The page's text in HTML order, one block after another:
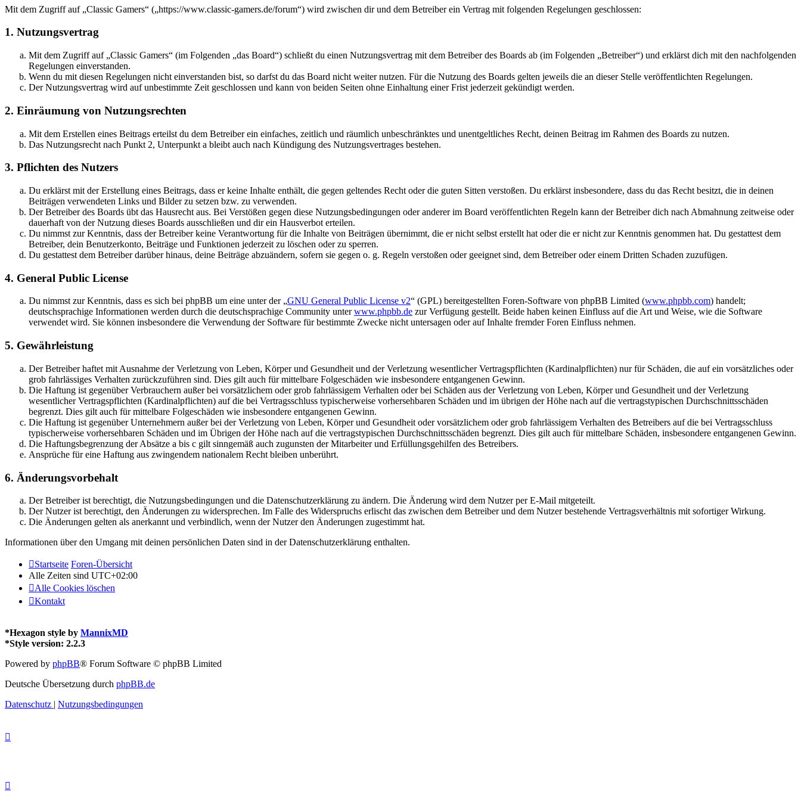
Mit dem Zugriff auf „Classic Gamers“ („https://www.classic-gamers.de/forum“) wird zwischen dir und dem Betreiber ein Vertrag mit folgenden Regelungen geschlossen:
1. Nutzungsvertrag
Mit dem Zugriff auf „Classic Gamers“ (im Folgenden „das Board“) schließt du einen Nutzungsvertrag mit dem Betreiber des Boards ab (im Folgenden „Betreiber“) und erklärst dich mit den nachfolgenden
Regelungen einverstanden.
Wenn du mit diesen Regelungen nicht einverstanden bist, so darfst du das Board nicht weiter nutzen. Für die Nutzung des Boards gelten jeweils die an dieser Stelle veröffentlichten Regelungen.
Der Nutzungsvertrag wird auf unbestimmte Zeit geschlossen und kann von beiden Seiten ohne Einhaltung einer Frist jederzeit gekündigt werden.
2. Einräumung von Nutzungsrechten
Mit dem Erstellen eines Beitrags erteilst du dem Betreiber ein einfaches, zeitlich und räumlich unbeschränktes und unentgeltliches Recht, deinen Beitrag im Rahmen des Boards zu nutzen.
Das Nutzungsrecht nach Punkt 2, Unterpunkt a bleibt auch nach Kündigung des Nutzungsvertrages bestehen.
3. Pflichten des Nutzers
Du erklärst mit der Erstellung eines Beitrags, dass er keine Inhalte enthält, die gegen geltendes Recht oder die guten Sitten verstoßen. Du erklärst insbesondere, dass du das Recht besitzt, die in deinen
Beiträgen verwendeten Links und Bilder zu setzen bzw. zu verwenden.
Der Betreiber des Boards übt das Hausrecht aus. Bei Verstößen gegen diese Nutzungsbedingungen oder anderer im Board veröffentlichten Regeln kann der Betreiber dich nach Abmahnung zeitweise oder
dauerhaft von der Nutzung dieses Boards ausschließen und dir ein Hausverbot erteilen.
Du nimmst zur Kenntnis, dass der Betreiber keine Verantwortung für die Inhalte von Beiträgen übernimmt, die er nicht selbst erstellt hat oder die er nicht zur Kenntnis genommen hat. Du gestattest dem
Betreiber, dein Benutzerkonto, Beiträge und Funktionen jederzeit zu löschen oder zu sperren.
Du gestattest dem Betreiber darüber hinaus, deine Beiträge abzuändern, sofern sie gegen o. g. Regeln verstoßen oder geeignet sind, dem Betreiber oder einem Dritten Schaden zuzufügen.
4. General Public License
Du nimmst zur Kenntnis, dass es sich bei phpBB um eine unter der „GNU General Public License v2“ (GPL) bereitgestellten Foren-Software von phpBB Limited (www.phpbb.com) handelt;
deutschsprachige Informationen werden durch die deutschsprachige Community unterwww.phpbb.de zur Verfügung gestellt. Beide haben keinen Einfluss auf die Art und Weise, wie die Software
verwendet wird. Sie können insbesondere die Verwendung der Software für bestimmte Zwecke nicht untersagen oder auf Inhalte fremder Foren Einfluss nehmen.
5. Gewährleistung
Der Betreiber haftet mit Ausnahme der Verletzung von Leben, Körper und Gesundheit und der Verletzung wesentlicher Vertragspflichten (Kardinalpflichten) nur für Schäden, die auf ein vorsätzliches oder
grob fahrlässiges Verhalten zurückzuführen sind. Dies gilt auch für mittelbare Folgeschäden wie insbesondere entgangenen Gewinn.
Die Haftung ist gegenüber Verbrauchern außer bei vorsätzlichem oder grob fahrlässigem Verhalten oder bei Schäden aus der Verletzung von Leben, Körper und Gesundheit und der Verletzung
wesentlicher Vertragspflichten (Kardinalpflichten) auf die bei Vertragsschluss typischerweise vorhersehbaren Schäden und im übrigen der Höhe nach auf die vertragstypischen Durchschnittsschäden
begrenzt. Dies gilt auch für mittelbare Folgeschäden wie insbesondere entgangenen Gewinn.
Die Haftung ist gegenüber Unternehmern außer bei der Verletzung von Leben, Körper und Gesundheit oder vorsätzlichem oder grob fahrlässigem Verhalten des Betreibers auf die bei Vertragsschluss
typischerweise vorhersehbaren Schäden und im Übrigen der Höhe nach auf die vertragstypischen Durchschnittsschäden begrenzt. Dies gilt auch für mittelbare Schäden, insbesondere entgangenen Gewinn.
Die Haftungsbegrenzung der Absätze a bis c gilt sinngemäß auch zugunsten der Mitarbeiter und Erfüllungsgehilfen des Betreibers.
Ansprüche für eine Haftung aus zwingendem nationalem Recht bleiben unberührt.
6. Änderungsvorbehalt
Der Betreiber ist berechtigt, die Nutzungsbedingungen und die Datenschutzerklärung zu ändern. Die Änderung wird dem Nutzer per E-Mail mitgeteilt.
Der Nutzer ist berechtigt, den Änderungen zu widersprechen. Im Falle des Widerspruchs erlischt das zwischen dem Betreiber und dem Nutzer bestehende Vertragsverhältnis mit sofortiger Wirkung.
Die Änderungen gelten als anerkannt und verbindlich, wenn der Nutzer den Änderungen zugestimmt hat.
Informationen über den Umgang mit deinen persönlichen Daten sind in der Datenschutzerklärung enthalten.
Startseite Foren-Übersicht
Alle Zeiten sind UTC+02:00
Alle Cookies löschen
Kontakt
*Hexagon style by MannixMD
*Style version: 2.2.3
Powered by phpBB® Forum Software © phpBB Limited
Deutsche Übersetzung durch phpBB.de
Datenschutz | Nutzungsbedingungen